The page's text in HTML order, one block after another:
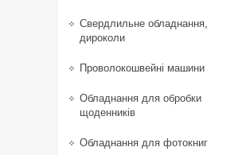
Свердлильне обладнання,
дироколи
Проволокошвейні машини
Обладнання для обробки
щоденників
Обладнання для фотокниг